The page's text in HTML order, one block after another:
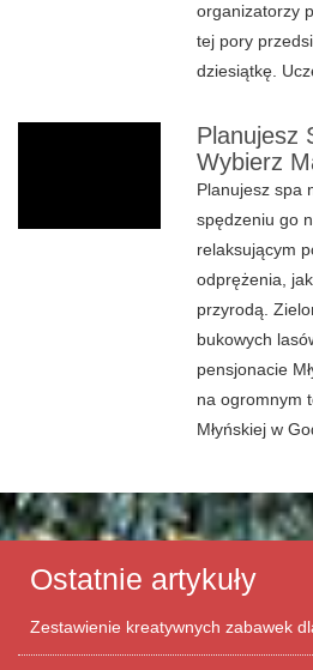
organizatorzy
tej pory
dziesiątkę.
Planujesz
Wybierz
Planujesz spa
spędzeniu go
relaksującym
odprężenia,
przyrodą.
bukowych
pensjonacie
na ogromnym
Młyńskiej w
Ostatnie artykuły
Zestawienie kreatywnych zabawek